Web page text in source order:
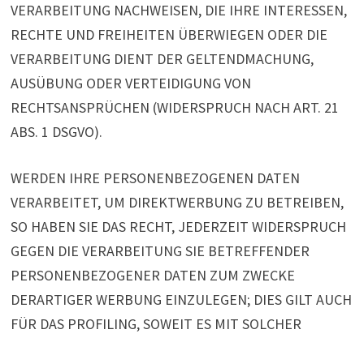
VERARBEITUNG NACHWEISEN, DIE IHRE INTERESSEN,
RECHTE UND FREIHEITEN ÜBERWIEGEN ODER DIE
VERARBEITUNG DIENT DER GELTENDMACHUNG,
AUSÜBUNG ODER VERTEIDIGUNG VON
RECHTSANSPRÜCHEN (WIDERSPRUCH NACH ART. 21
ABS. 1 DSGVO).
WERDEN IHRE PERSONENBEZOGENEN DATEN
VERARBEITET, UM DIREKTWERBUNG ZU BETREIBEN,
SO HABEN SIE DAS RECHT, JEDERZEIT WIDERSPRUCH
GEGEN DIE VERARBEITUNG SIE BETREFFENDER
PERSONENBEZOGENER DATEN ZUM ZWECKE
DERARTIGER WERBUNG EINZULEGEN; DIES GILT AUCH
FÜR DAS PROFILING, SOWEIT ES MIT SOLCHER